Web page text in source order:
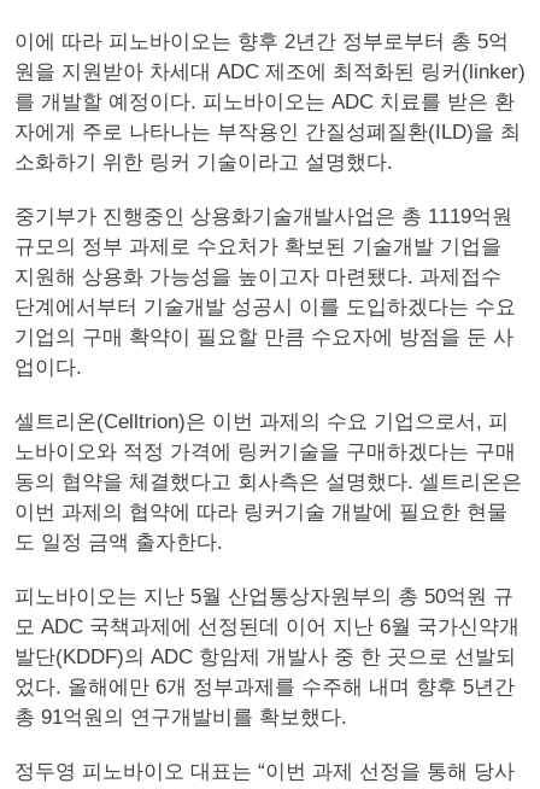
이에 따라 피노바이오는 향후 2년간 정부로부터 총 5억
원을 지원받아 차세대 ADC 제조에 최적화된 링커(linker)
를 개발할 예정이다. 피노바이오는 ADC 치료를 받은 환
자에게 주로 나타나는 부작용인 간질성폐질환(ILD)을 최
소화하기 위한 링커 기술이라고 설명했다.
중기부가 진행중인 상용화기술개발사업은 총 1119억원
규모의 정부 과제로 수요처가 확보된 기술개발 기업을
지원해 상용화 가능성을 높이고자 마련됐다. 과제접수
단계에서부터 기술개발 성공시 이를 도입하겠다는 수요
기업의 구매 확약이 필요할 만큼 수요자에 방점을 둔 사
업이다.
셀트리온(Celltrion)은 이번 과제의 수요 기업으로서, 피
노바이오와 적정 가격에 링커기술을 구매하겠다는 구매
동의 협약을 체결했다고 회사측은 설명했다. 셀트리온은
이번 과제의 협약에 따라 링커기술 개발에 필요한 현물
도 일정 금액 출자한다.
피노바이오는 지난 5월 산업통상자원부의 총 50억원 규
모 ADC 국책과제에 선정된데 이어 지난 6월 국가신약개
발단(KDDF)의 ADC 항암제 개발사 중 한 곳으로 선발되
었다. 올해에만 6개 정부과제를 수주해 내며 향후 5년간
총 91억원의 연구개발비를 확보했다.
정두영 피노바이오 대표는 “이번 과제 선정을 통해 당사